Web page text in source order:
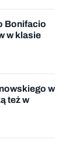
Bonifacio
w klasie
w
też w